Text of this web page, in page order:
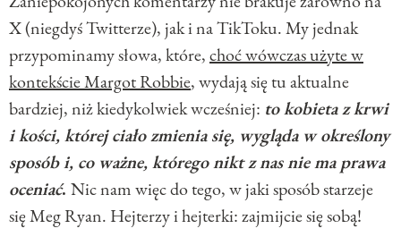
X (niegdyś Twitterze), jak i na TikToku. My jednak
przypominamy słowa, które,choć wówczas użyte w
kontekście Margot Robbie, wydają się tu aktualne
bardziej, niż kiedykolwiek wcześniej: tokobieta z krwi
i kości, której ciało zmienia się, wygląda w określony
sposób i, co ważne, którego nikt z nas nie ma prawa
oceniać. Nic nam więc do tego, w jaki sposób starzeje
się Meg Ryan. Hejterzy i hejterki: zajmijcie się sobą!